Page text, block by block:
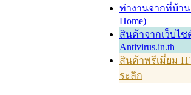
ทำงานจากที่บ้าน
Home)
สินค้าจากเว็บไซ
Antivirus.in.th
สินค้าพรีเมี่ยม
ระลึก